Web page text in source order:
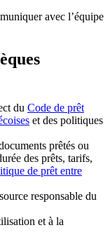
avec l’équipe
du Code de prêt
et des politiques
prêtés ou
des prêts, tarifs,
de prêt entre
responsable du
et à la